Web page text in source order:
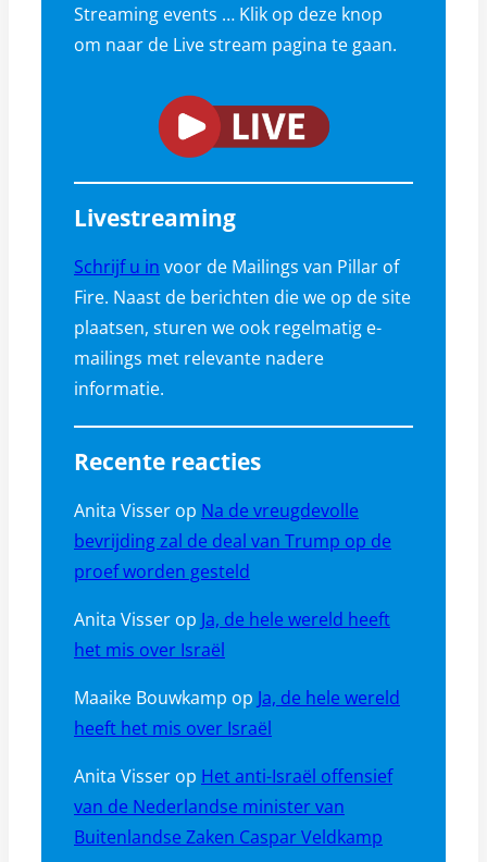
Streaming events … Klik op deze knop
om naar de Live stream pagina te gaan.
Livestreaming
Schrijf u in voor de Mailings van Pillar of
Fire. Naast de berichten die we op de site
plaatsen, sturen we ook regelmatig e-
mailings met relevante nadere
informatie.
Recente reacties
Anita Visser op Na de vreugdevolle
bevrijding zal de deal van Trump op de
proef worden gesteld
Anita Visser op Ja, de hele wereld heeft
het mis over Israël
Maaike Bouwkamp op Ja, de hele wereld
heeft het mis over Israël
Anita Visser op Het anti-Israël offensief
van de Nederlandse minister van
Buitenlandse Zaken Caspar Veldkamp